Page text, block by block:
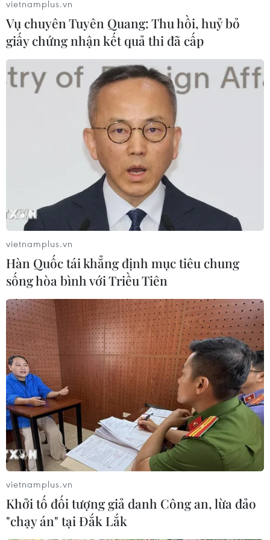
SHB tham gia tài trợ thương mại của IFC
với hạn mức 75 triệu USD
Khoản tài trợ trị giá 75 triệu USD của IFC sẽ giúp nâng
cao năng lực của SHB trong việc cung cấp các giải
pháp tài trợ thương mại để hỗ trợ tốt hơn các doanh
nghiệp vừa và nhỏ.
SHB dành 6.000 tỷ đồng giảm lãi suất cho
vay doanh nghiệp từ 6,97%
03/10/2023 04:32
Khách hàng nông lâm nghiệp, thủy sản, xuất khẩu,
doanh nghiệp ứng dụng công nghệ cao... có nhu cầu
vay vốn ngắn hạn sẽ được SHB ưu đãi lãi suất chỉ từ
vietnamplus.vn
Vụ chuyên Tuyên Quang: Thu hồi, huỷ bỏ
giấy chứng nhận kết quả thi đã cấp
vietnamplus.vn
Hàn Quốc tái khẳng định mục tiêu chung
sống hòa bình với Triều Tiên
vietnamplus.vn
Khởi tố đối tượng giả danh Công an, lừa đảo
"chạy án" tại Đắk Lắk